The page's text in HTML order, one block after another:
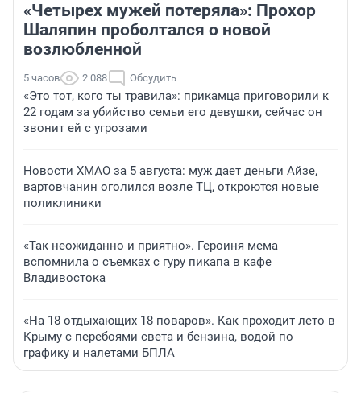
«Четырех мужей потеряла»: Прохор
Шаляпин проболтался о новой
возлюбленной
5 часов 2 088 Обсудить
«Это тот, кого ты травила»: прикамца приговорили к
22 годам за убийство семьи его девушки, сейчас он
звонит ей с угрозами
Новости ХМАО за 5 августа: муж дает деньги Айзе,
вартовчанин оголился возле ТЦ, откроются новые
поликлиники
«Так неожиданно и приятно». Героиня мема
вспомнила о съемках с гуру пикапа в кафе
Владивостока
«На 18 отдыхающих 18 поваров». Как проходит лето в
Крыму с перебоями света и бензина, водой по
графику и налетами БПЛА